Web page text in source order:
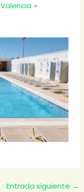
Valencia
Entrada siguiente →